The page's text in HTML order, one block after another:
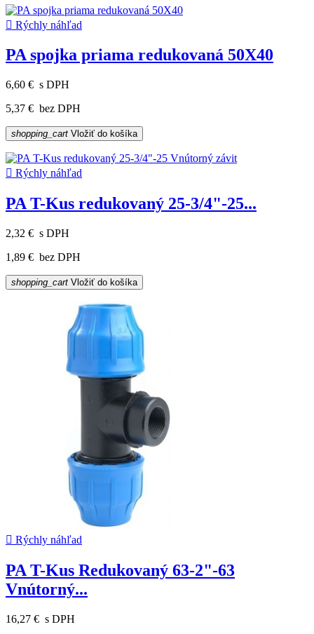
 Rýchly náhľad
PA spojka priama redukovaná 50X40
6,60 € s DPH
5,37 € bez DPH
shopping_cart Vložiť do košíka
 Rýchly náhľad
PA T-Kus redukovaný 25-3/4"-25...
2,32 € s DPH
1,89 € bez DPH
shopping_cart Vložiť do košíka
 Rýchly náhľad
PA T-Kus Redukovaný 63-2"-63
Vnútorný...
16,27 € s DPH